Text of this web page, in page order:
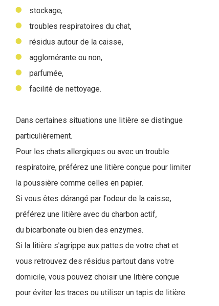
stockage,
troubles respiratoires du chat,
résidus autour de la caisse,
agglomérante ou non,
parfumée,
facilité de nettoyage.
Dans certaines situations une litière se distingue
particulièrement.
Pour les chats allergiques ou avec un trouble
respiratoire, préférez une litière conçue pour limiter
la poussière comme celles en papier.
Si vous êtes dérangé par l'odeur de la caisse,
préférez une litière avec du charbon actif,
du bicarbonate ou bien des enzymes.
Si la litière s'agrippe aux pattes de votre chat et
vous retrouvez des résidus partout dans votre
domicile, vous pouvez choisir une litière conçue
pour éviter les traces ou utiliser un tapis de litière.